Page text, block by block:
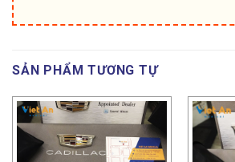
SẢN PHẨM TƯƠNG TỰ